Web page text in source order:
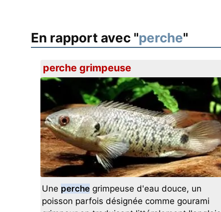
En rapport avec "perche"
perche grimpeuse
Une perchegrimpeuse d'eau douce, un
poisson parfois désignée comme gourami